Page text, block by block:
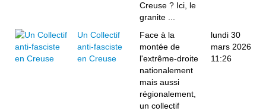
Creuse ? Ici, le
granite ...
Un Collectif
anti-fasciste
en Creuse
Face à la
montée de
l'extrême-droite
nationalement
mais aussi
régionalement,
un collectif
lundi 30
mars 2026
11:26